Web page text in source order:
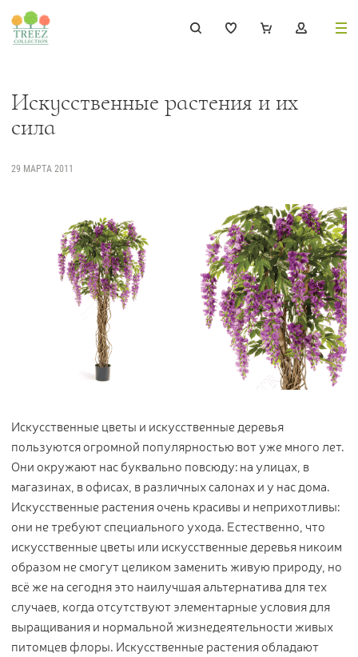
Каталог
Деревья 239
Растения, кусты, мох и трава 221
Ампельные растения
Дизайнерские композиции
Готовые решения от Treez 146
Алфавитный указатель
Прайс-листы и каталоги
Искусственные растения и их
сила
29 МАРТА 2011
Искусственные цветы и искусственные деревья
пользуются огромной популярностью вот уже много лет.
Они окружают нас буквально повсюду: на улицах, в
магазинах, в офисах, в различных салонах и у нас дома.
Искусственные растения очень красивы и неприхотливы:
они не требуют специального ухода. Естественно, что
искусственные цветы или искусственные деревья никоим
образом не смогут целиком заменить живую природу, но
всё же на сегодня это наилучшая альтернатива для тех
случаев, когда отсутствуют элементарные условия для
выращивания и нормальной жизнедеятельности живых
питомцев флоры. Искусственные растения обладают